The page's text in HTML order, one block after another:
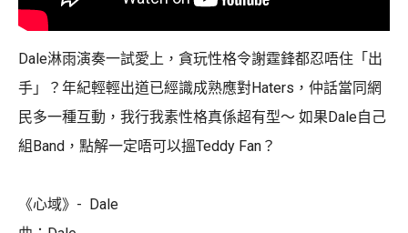
Dale淋雨演奏一試愛上，貪玩性格令謝霆鋒都忍唔住「出
手」？年紀輕輕出道已經識成熟應對Haters，仲話當同網
民多一種互動，我行我素性格真係超有型～ 如果Dale自己
組Band，點解一定唔可以搵Teddy Fan？
《心域》- Dale